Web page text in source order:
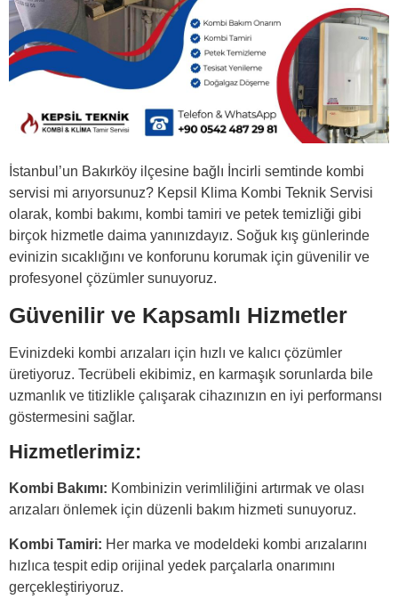
İstanbul’un Bakırköy ilçesine bağlı İncirli semtinde kombi
servisi mi arıyorsunuz? Kepsil Klima Kombi Teknik Servisi
olarak, kombi bakımı, kombi tamiri ve petek temizliği gibi
birçok hizmetle daima yanınızdayız. Soğuk kış günlerinde
evinizin sıcaklığını ve konforunu korumak için güvenilir ve
profesyonel çözümler sunuyoruz.
Güvenilir ve Kapsamlı Hizmetler
Evinizdeki kombi arızaları için hızlı ve kalıcı çözümler
üretiyoruz. Tecrübeli ekibimiz, en karmaşık sorunlarda bile
uzmanlık ve titizlikle çalışarak cihazınızın en iyi performansı
göstermesini sağlar.
Hizmetlerimiz:
Kombi Bakımı: Kombinizin verimliliğini artırmak ve olası
arızaları önlemek için düzenli bakım hizmeti sunuyoruz.
Kombi Tamiri: Her marka ve modeldeki kombi arızalarını
hızlıca tespit edip orijinal yedek parçalarla onarımını
gerçekleştiriyoruz.